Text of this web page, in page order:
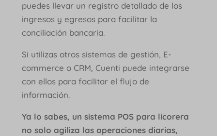
puedes llevar un registro detallado de los
ingresos y egresos para facilitar la
conciliación bancaria.
Si utilizas otros sistemas de gestión, E-
commerce o CRM, Cuenti puede integrarse
con ellos para facilitar el flujo de
información.
Ya lo sabes, un sistema POS para licorera
no solo agiliza las operaciones diarias,